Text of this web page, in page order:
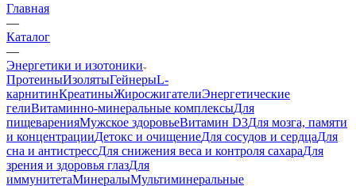
Главная
—
Каталог
—
Энергетики и изотоники
ПротеиныИзолятыГейнерыL-
карнитинКреатиныЖиросжигателиЭнергетические
гелиВитаминно-минеральные комплексыДля
пищеваренияМужское здоровьеВитамин D3Для мозга, памяти
и концентрацииДетокс и очищениеДля сосудов и сердцаДля
сна и антистрессДля снижения веса и контроля сахараДля
зрения и здоровья глазДля
иммунитетаМинералыМультиминеральные